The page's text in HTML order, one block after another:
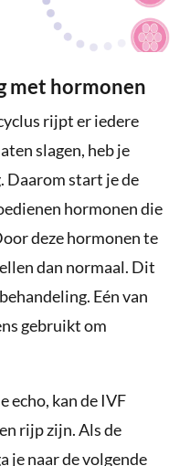
met hormonen
rijpt er iedere
slagen, heb je
Daarom start je de
hormonen die
deze hormonen te
dan normaal. Dit
Eén van
gebruikt om
echo, kan de IVF
rijp zijn. Als de
je naar de volgende